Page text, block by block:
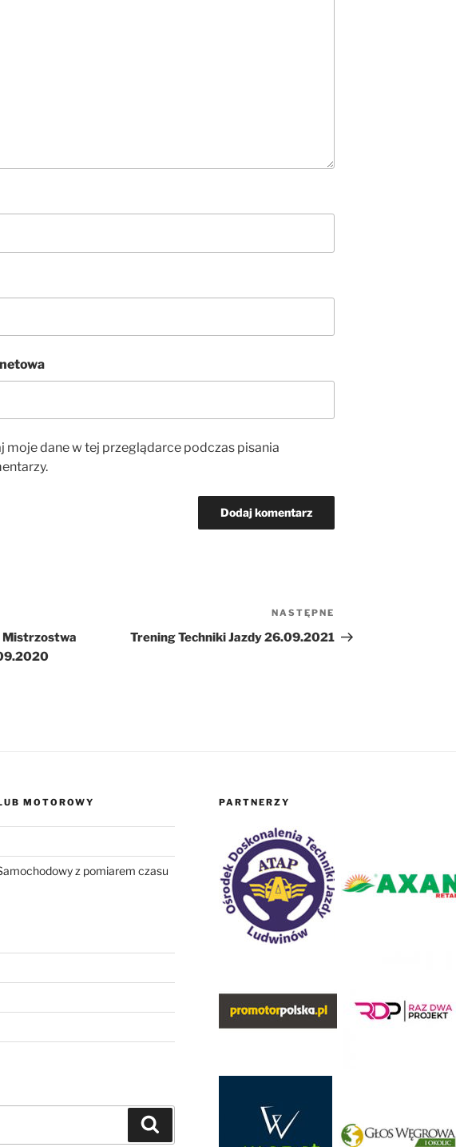
moje dane w tej przeglądarce podczas pisania
Mistrzostwa
wpis
NASTĘPNE
Trening Techniki Jazdy 26.09.2021
MOTOROWY
z pomiarem czasu
PARTNERZY